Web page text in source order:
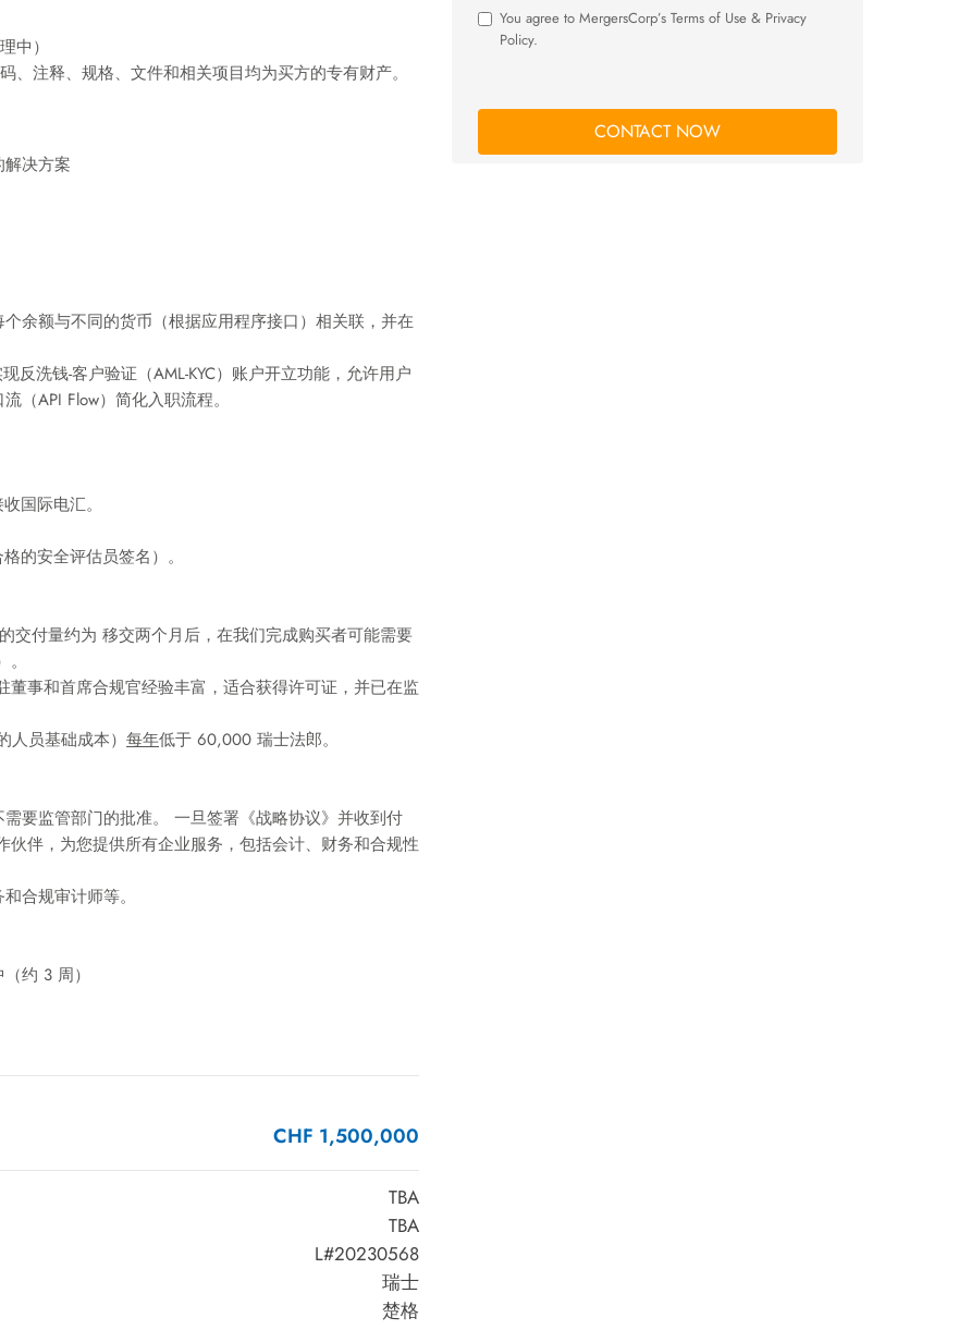
中）
、注释、规格、文件和相关项目均为买方的专有财产。
决方案
余额与不同的货币（根据应用程序接口）相关联，并在
洗钱-客户验证（AML-KYC）账户开立功能，允许用户
（API Flow）简化入职流程。
国际电汇。
的安全评估员签名）。
交付量约为 移交两个月后，在我们完成购买者可能需要
事和首席合规官经验丰富，适合获得许可证，并已在监
员基础成本） 每年低于 60,000 瑞士法郎。
要监管部门的批准。 一旦签署《战略协议》并收到付
伴，为您提供所有企业服务，包括会计、财务和合规性
合规审计师等。
约 3 周）
CHF 1,500,000
TBA
TBA
L#20230568
瑞士
楚格
You agree to MergersCorp’s Terms of Use & Privacy
Policy.